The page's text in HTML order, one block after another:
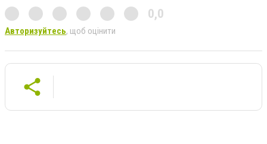
0,0
Авторизуйтесь, щоб оцінити